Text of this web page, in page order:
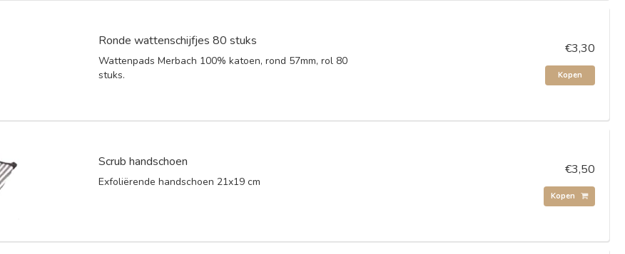
Ronde wattenschijfjes 80 stuks
Wattenpads Merbach 100% katoen, rond 57mm, rol 80
stuks.
€3,30
Kopen
Scrub handschoen
Exfoliërende handschoen 21x19 cm
€3,50
Kopen